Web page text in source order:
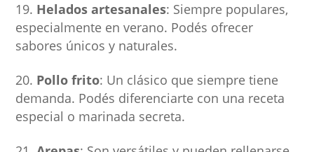
Helados artesanales: Siempre populares,
especialmente en verano. Podés ofrecer
sabores únicos y naturales.
Pollo frito: Un clásico que siempre tiene
demanda. Podés diferenciarte con una receta
especial o marinada secreta.